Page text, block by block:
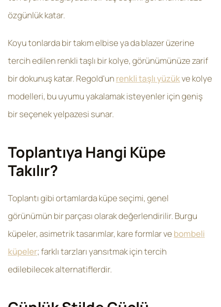
özgünlük katar.
Koyu tonlarda bir takım elbise ya da blazer üzerine
tercih edilen renkli taşlı bir kolye, görünümünüze zarif
bir dokunuş katar. Regold'un renkli taşlı yüzükve kolye
modelleri, bu uyumu yakalamak isteyenler için geniş
bir seçenek yelpazesi sunar.
Toplantıya Hangi Küpe
Takılır?
Toplantı gibi ortamlarda küpe seçimi, genel
görünümün bir parçası olarak değerlendirilir. Burgu
küpeler, asimetrik tasarımlar, kare formlar ve bombeli
küpeler; farklı tarzları yansıtmak için tercih
edilebilecek alternatiflerdir.